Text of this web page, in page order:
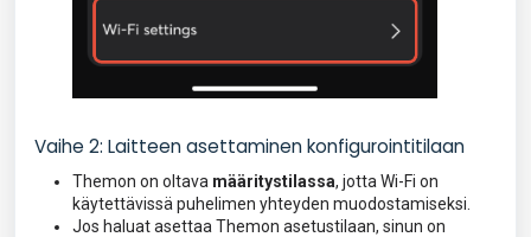
Vaihe 2: Laitteen asettaminen konfigurointitilaan
Themon on oltava määritystilassa, jotta Wi-Fi on
käytettävissä puhelimen yhteyden muodostamiseksi.
Jos haluat asettaa Themon asetustilaan, sinun on